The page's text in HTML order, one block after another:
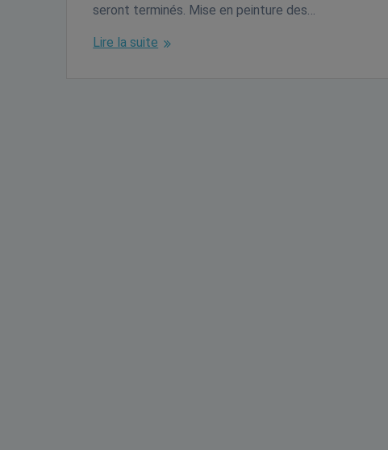
seront terminés. Mise en peinture des…
Lire la suite